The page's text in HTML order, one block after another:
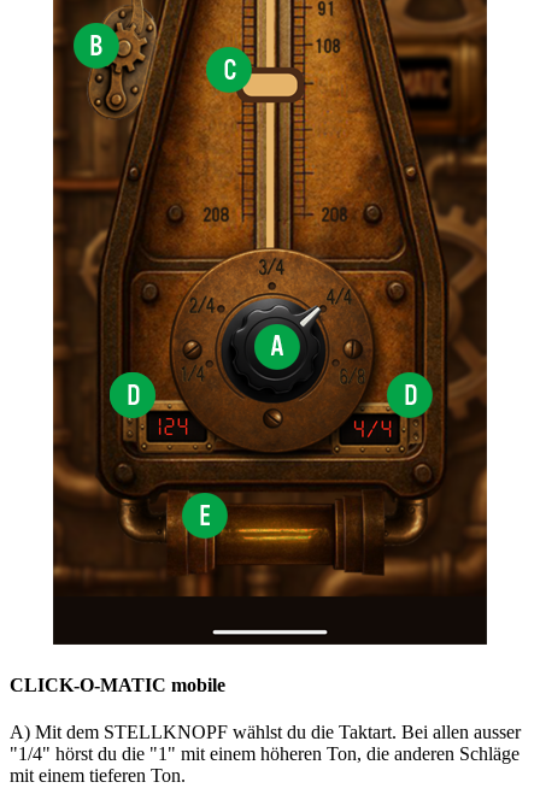
CLICK-O-MATIC mobile
A) Mit dem STELLKNOPF wählst du die Taktart. Bei allen ausser
"1/4" hörst du die "1" mit einem höheren Ton, die anderen Schläge
mit einem tieferen Ton.